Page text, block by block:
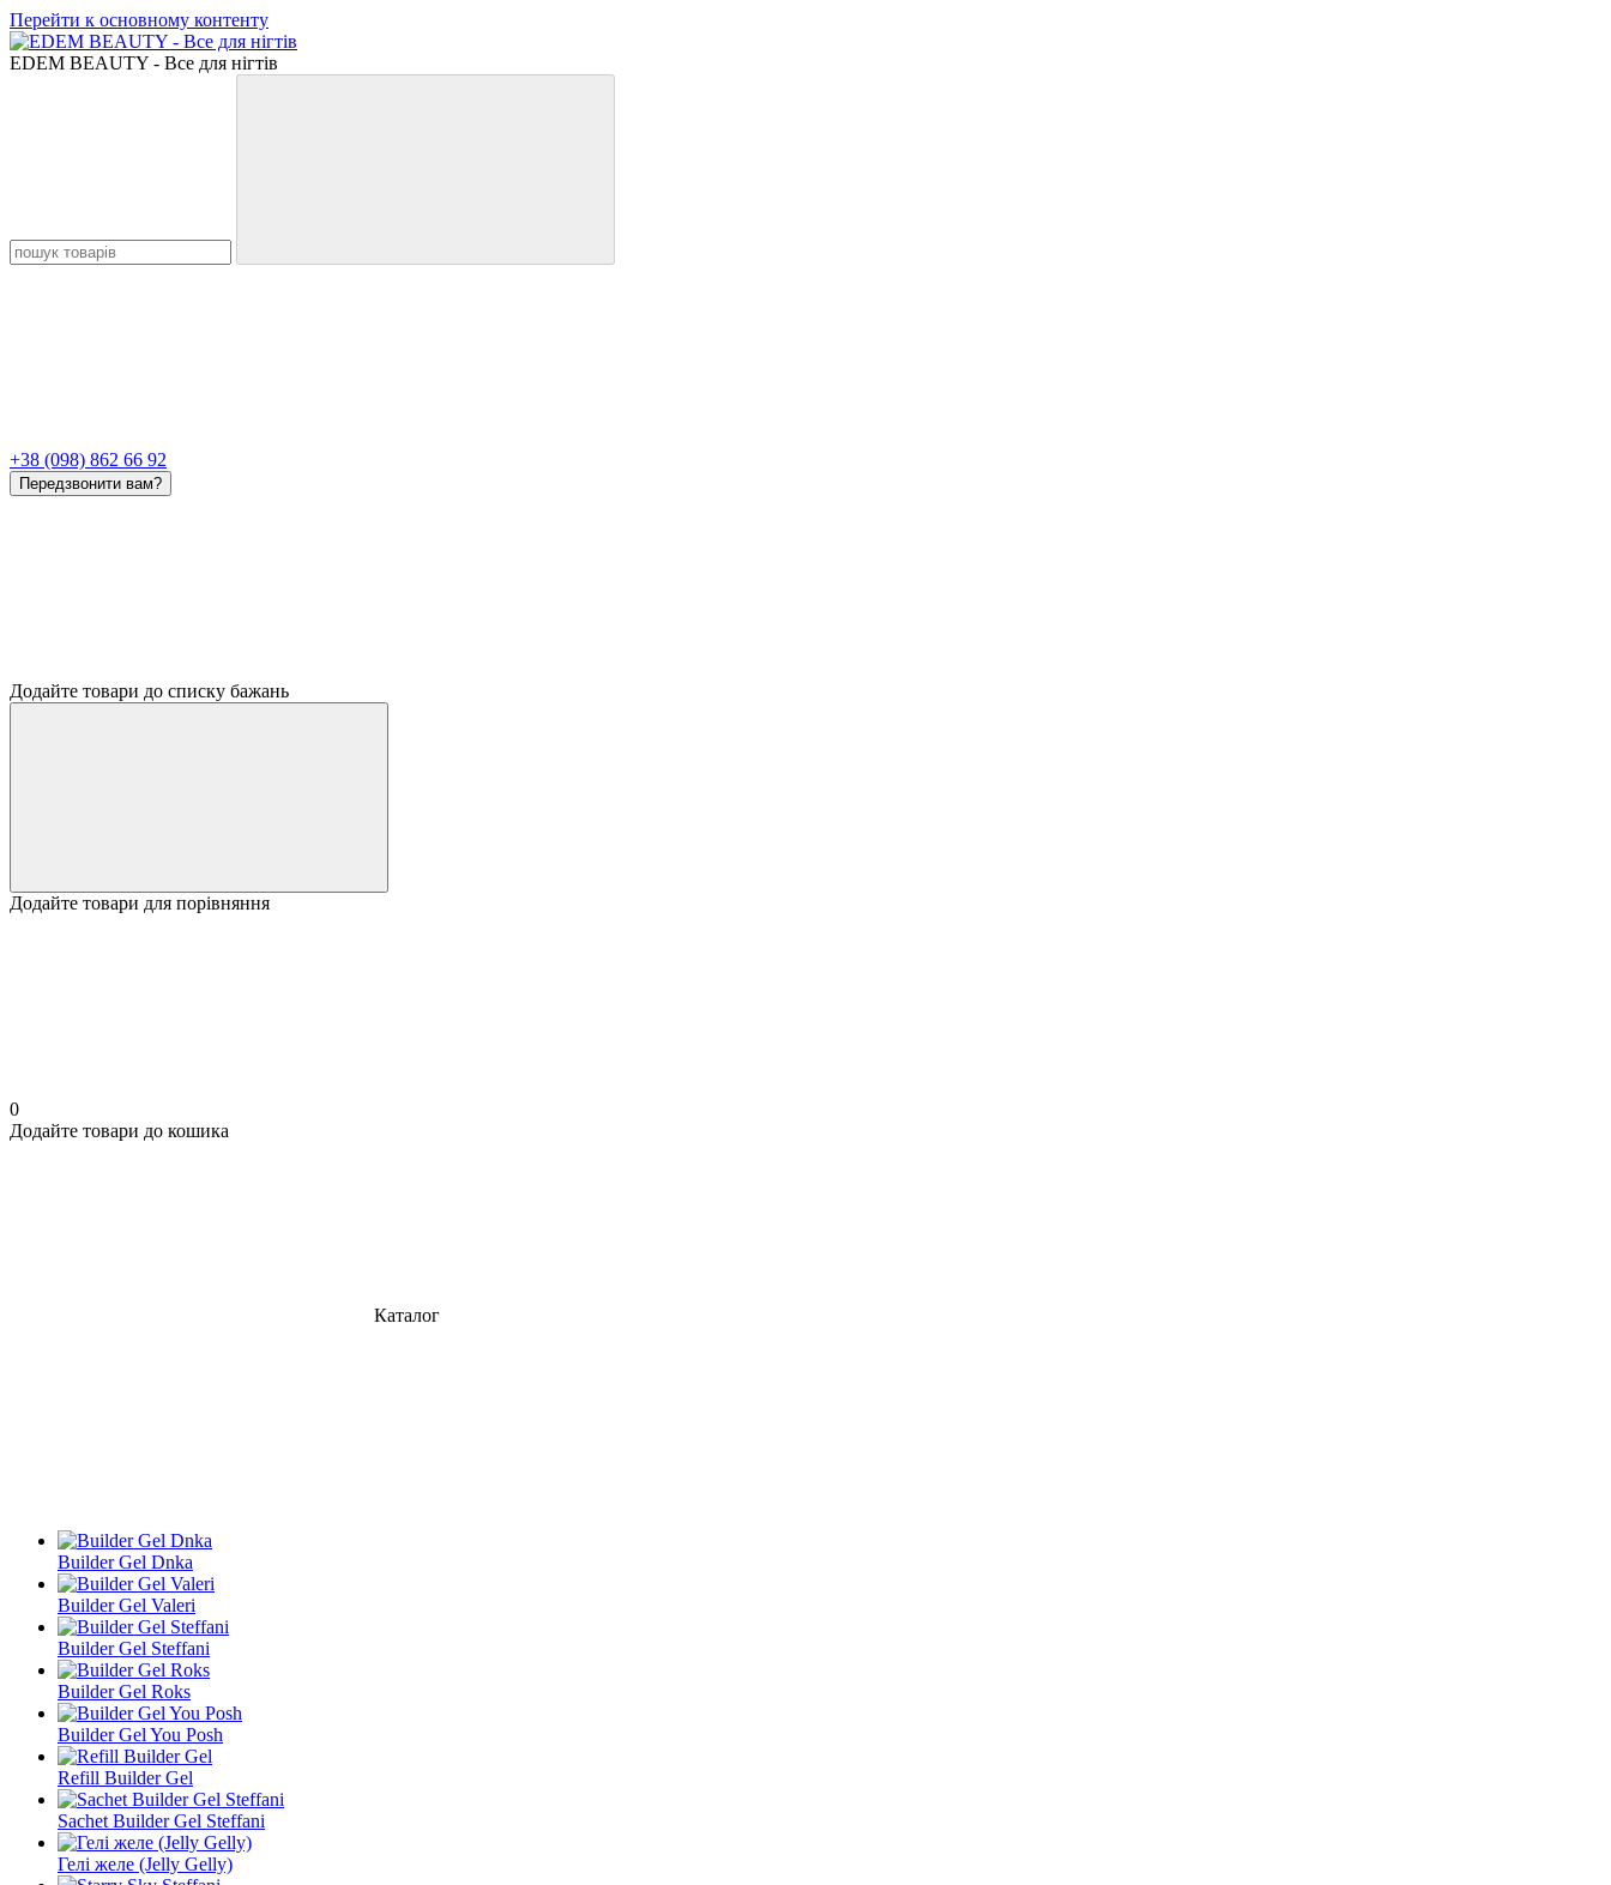
Перейти к основному контенту
EDEM BEAUTY - Все для нігтів
+38 (098) 862 66 92
Передзвонити вам?
Додайте товари до списку бажань
Додайте товари для порівняння
0
Додайте товари до кошика
Каталог
Builder Gel Dnka
Builder Gel Valeri
Builder Gel Steffani
Builder Gel Roks
Builder Gel You Posh
Refill Builder Gel
Sachet Builder Gel Steffani
Гелі желе (Jelly Gelly)